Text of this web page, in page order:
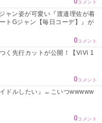
コメント
ャン姿が可愛い『渡邉理佐が着
トGジャン【毎日コーデ】』が
0コメント
く先行カットが公開！【ViVi 1
0コメント
ドルしたい』←こいつwwwww
0コメント